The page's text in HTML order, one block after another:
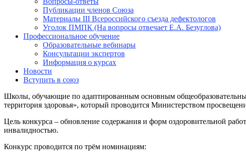
Публикации членов Союза
Материалы III Всероссийского съезда дефектологов
Уголок ПМПК (На вопросы отвечает Е.А. Безуглова)
Профессиональное обучение
Образовательные вебинары
Консультации экспертов
Информация о курсах
Новости
Вступить в союз
Школы, обучающие по адаптированным основным
территория здоровья», который проводится Министерством
Цель конкурса – обновление содержания и форм оздоровительной
инвалидностью.
Конкурс проводится по трём номинациям: